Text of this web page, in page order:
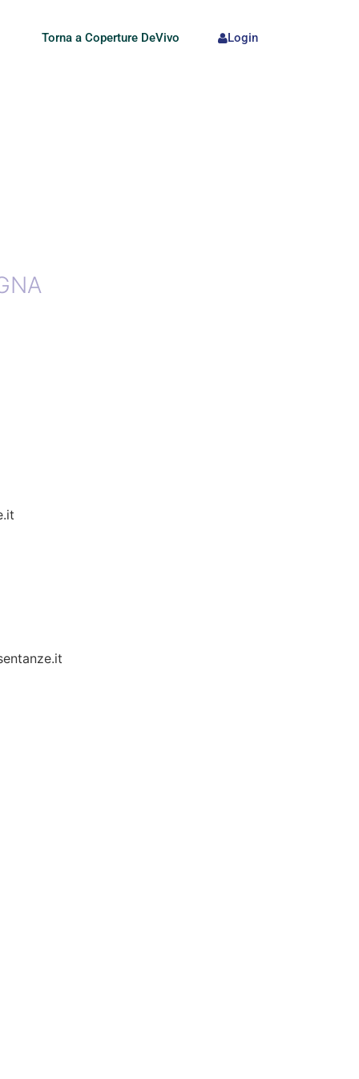
Torna a Coperture DeVivo Login
it